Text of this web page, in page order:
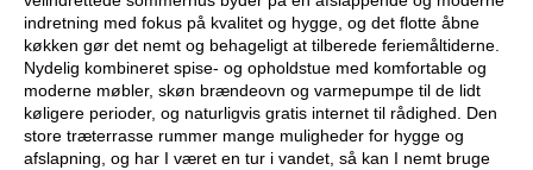
indretning med fokus på kvalitet og hygge, og det flotte åbne
køkken gør det nemt og behageligt at tilberede feriemåltiderne.
Nydelig kombineret spise- og opholdstue med komfortable og
moderne møbler, skøn brændeovn og varmepumpe til de lidt
køligere perioder, og naturligvis gratis internet til rådighed. Den
store træterrasse rummer mange muligheder for hygge og
afslapning, og har I været en tur i vandet, så kan I nemt bruge